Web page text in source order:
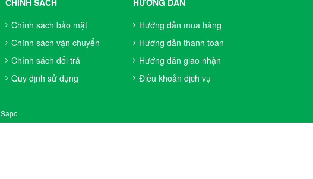
Chính sách bảo mật
Chính sách vận chuyển
Chính sách đổi trả
Quy định sử dụng
Hướng dẫn mua hàng
Hướng dẫn thanh toán
Hướng dẫn giao nhận
Điều khoản dịch vụ
Sapo